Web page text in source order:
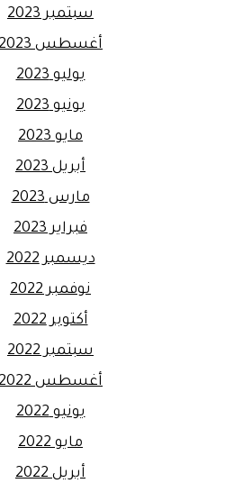
سبتمبر 2023
أغسطس 2023
يوليو 2023
يونيو 2023
مايو 2023
أبريل 2023
مارس 2023
فبراير 2023
ديسمبر 2022
نوفمبر 2022
أكتوبر 2022
سبتمبر 2022
أغسطس 2022
يونيو 2022
مايو 2022
أبريل 2022